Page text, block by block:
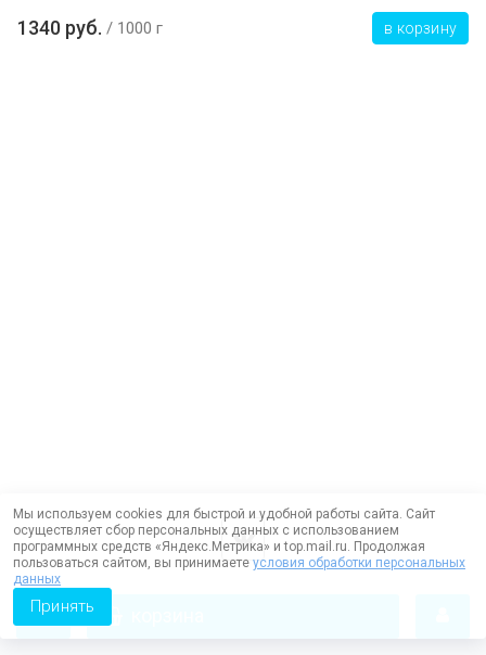
1340 руб. 1000 г в корзину
Мы используем cookies для быстрой и удобной работы сайта. Сайт
осуществляет сбор персональных данных с использованием
программных средств «Яндекс.Метрика» и top.mail.ru. Продолжая
пользоваться сайтом, вы принимаете условия обработки персональных
данных
Принять